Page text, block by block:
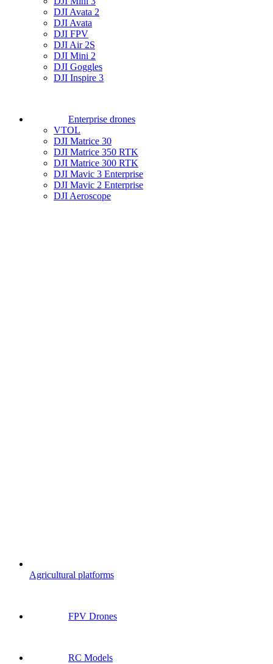
DJI Avata 2
DJI Avata
DJI FPV
DJI Air 2S
DJI Mini 2
DJI Goggles
DJI Inspire 3
Enterprise drones
VTOL
DJI Matrice 30
DJI Matrice 350 RTK
DJI Matrice 300 RTK
DJI Mavic 3 Enterprise
DJI Mavic 2 Enterprise
DJI Aeroscope
Agricultural platforms
FPV Drones
RC Models